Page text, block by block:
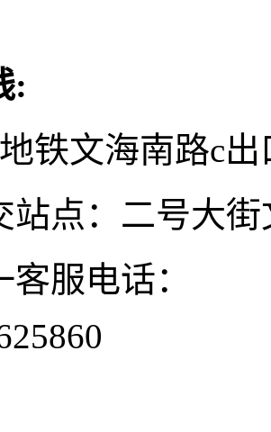
:
铁文海南路c出
站点：二号大
服电话：